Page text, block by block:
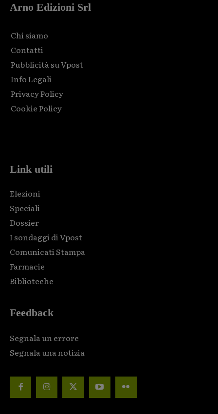
Arno Edizioni Srl
Chi siamo
Contatti
Pubblicità su Vpost
Info Legali
Privacy Policy
Cookie Policy
Link utili
Elezioni
Speciali
Dossier
I sondaggi di Vpost
Comunicati Stampa
Farmacie
Biblioteche
Feedback
Segnala un errore
Segnala una notizia